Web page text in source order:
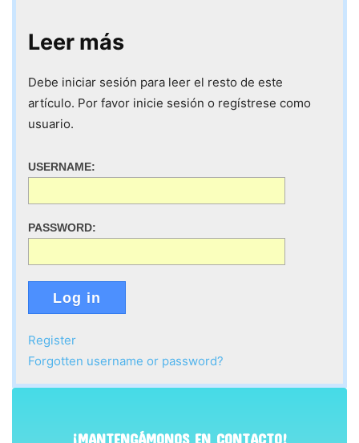
Leer más
Debe iniciar sesión para leer el resto de este
artículo. Por favor inicie sesión o regístrese como
usuario.
USERNAME:
PASSWORD:
Log in
Register
Forgotten username or password?
¡MANTENGÁMONOS EN CONTACTO!